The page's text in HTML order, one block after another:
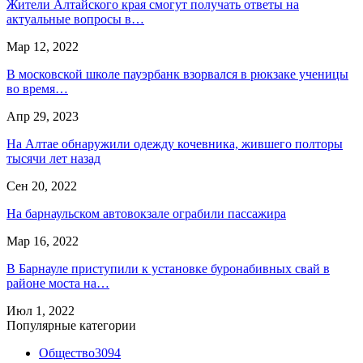
Жители Алтайского края смогут получать ответы на
актуальные вопросы в…
Мар 12, 2022
В московской школе пауэрбанк взорвался в рюкзаке ученицы
во время…
Апр 29, 2023
На Алтае обнаружили одежду кочевника, жившего полторы
тысячи лет назад
Сен 20, 2022
На барнаульском автовокзале ограбили пассажира
Мар 16, 2022
В Барнауле приступили к установке буронабивных свай в
районе моста на…
Июл 1, 2022
Популярные категории
Общество3094